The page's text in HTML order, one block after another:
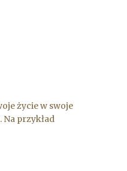
życie w swoje
Na przykład